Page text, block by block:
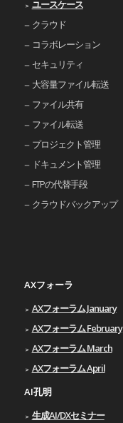
ユースケース
クラウド
コラボレーション
セキュリティ
大容量ファイル転送
ファイル共有
ファイル転送
プロジェクト管理
ドキュメント管理
FTPの代替手段
クラウドバックアップ
AXフォーラ
AXフォーラム January
AXフォーラム February
AXフォーラム March
AXフォーラム April
AI孔明
生成AI/DXセミナー